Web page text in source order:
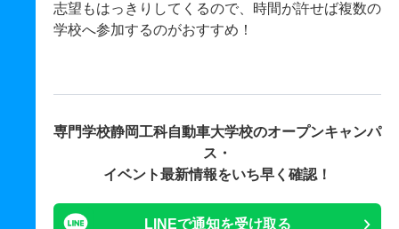
志望もはっきりしてくるので、時間が許せば複数の
学校へ参加するのがおすすめ！
専門学校静岡工科自動車大学校のオープンキャンパ
ス・
イベント最新情報をいち早く確認！
LINEで通知を受け取る